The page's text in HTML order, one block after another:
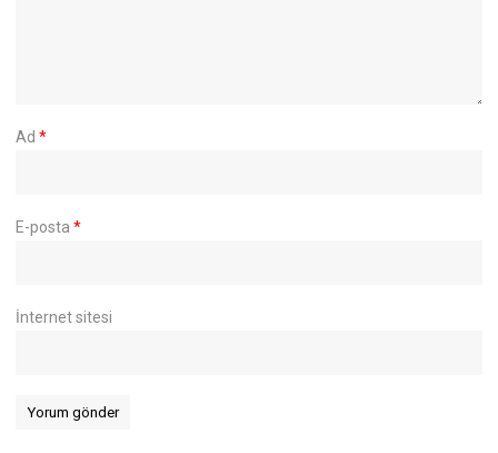
Ad *
E-posta *
İnternet sitesi